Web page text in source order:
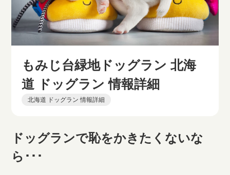
もみじ台緑地ドッグラン 北海
道 ドッグラン 情報詳細
北海道 ドッグラン 情報詳細
ドッグランで恥をかきたくないな
ら･･･